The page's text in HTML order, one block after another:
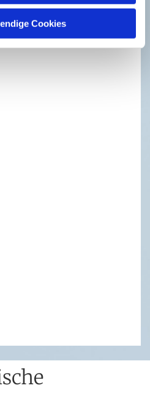
Cookies
Sie auch